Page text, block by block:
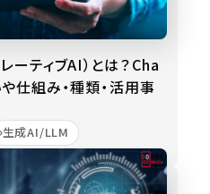
ーティブAI）とは？Cha
仕組み・種類・活用事
生成AI/LLM